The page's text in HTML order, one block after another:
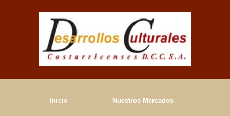
Skip to main content
Inicio Nuestros Mercados